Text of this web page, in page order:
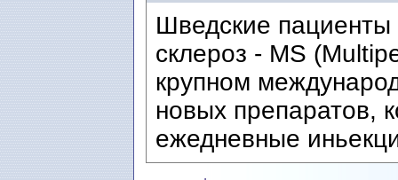
Шведские пациенты
склероз - MS
крупном
новых препаратов,
ежедневные